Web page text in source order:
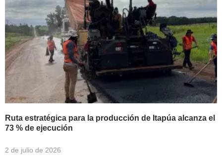
Ruta estratégica para la producción de Itapúa alcanza el
73 % de ejecución
2 de julio de 2026